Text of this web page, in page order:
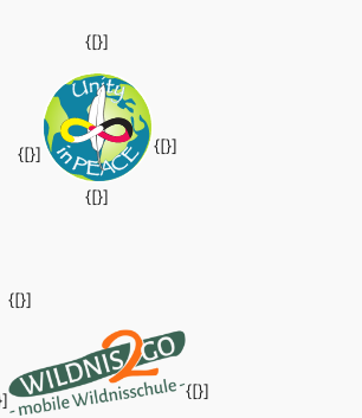
{[}]
{[}]
{[}]
{[}]
{[}]
{[}]